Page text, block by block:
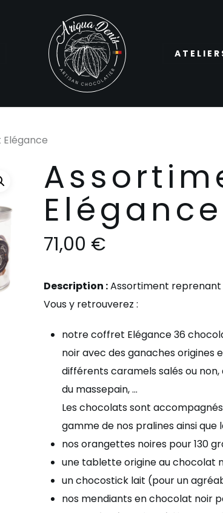
Elégance
71,00 €
Description :Assortiment reprenant
Vous y retrouverez :
notre coffret Elégance 36
noir avec des ganaches origines
différents caramels salés ou
du massepain, …
Les chocolats sont
gamme de nos pralines ainsi que
nos orangettes noires pour 130
une tablette origine au chocolat
un chocostick lait (pour un
nos mendiants en chocolat noir